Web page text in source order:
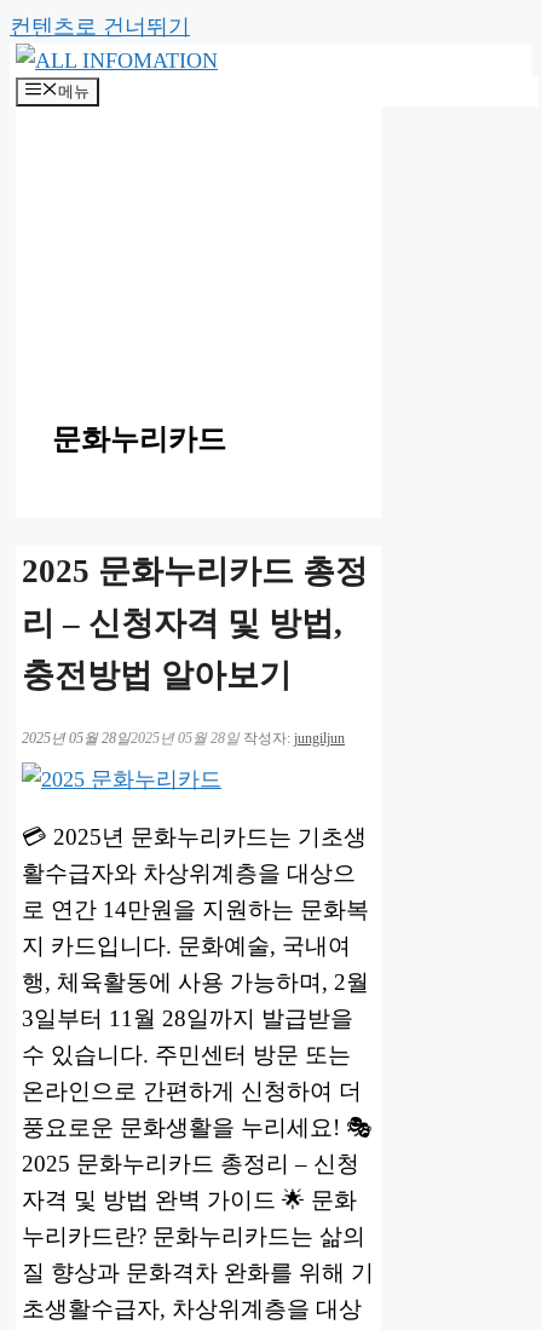
컨텐츠로 건너뛰기
메뉴
문화누리카드
2025 문화누리카드 총정
리 – 신청자격 및 방법,
충전방법 알아보기
2025년 05월 28일2025년 05월 28일 작성자: jungiljun
💳 2025년 문화누리카드는 기초생
활수급자와 차상위계층을 대상으
로 연간 14만원을 지원하는 문화복
지 카드입니다. 문화예술, 국내여
행, 체육활동에 사용 가능하며, 2월
3일부터 11월 28일까지 발급받을
수 있습니다. 주민센터 방문 또는
온라인으로 간편하게 신청하여 더
풍요로운 문화생활을 누리세요! 🎭
2025 문화누리카드 총정리 – 신청
자격 및 방법 완벽 가이드 🌟 문화
누리카드란? 문화누리카드는 삶의
질 향상과 문화격차 완화를 위해 기
초생활수급자, 차상위계층을 대상